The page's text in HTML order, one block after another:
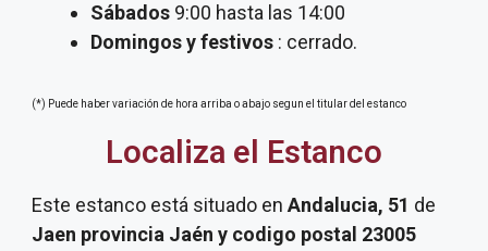
Sábados 9:00 hasta las 14:00
Domingos y festivos : cerrado.
(*) Puede haber variación de hora arriba o abajo segun el titular del estanco
Localiza el Estanco
Este estanco está situado en Andalucia, 51 de
Jaen provincia Jaén y codigo postal 23005